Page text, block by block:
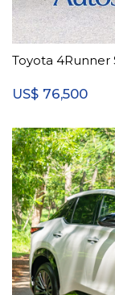
Toyota 4Runner
US$ 76,500